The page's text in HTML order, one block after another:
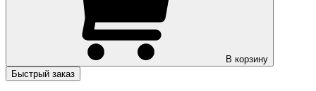
В корзину
Быстрый заказ